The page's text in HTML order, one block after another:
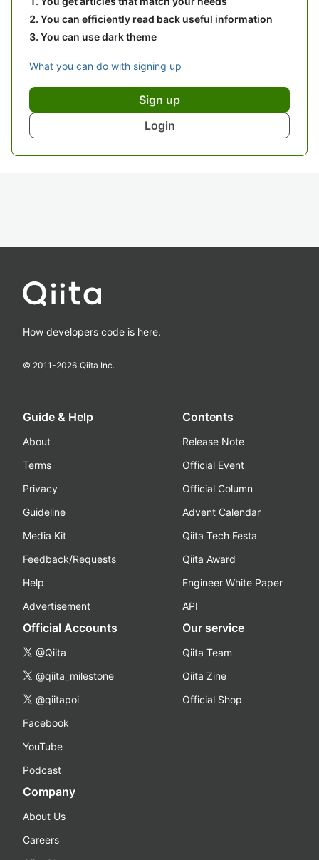
You can efficiently read back useful information
You can use dark theme
What you can do with signing up
Sign up
Login
How developers code is here.
© 2011-2026 Qiita Inc.
Guide & Help
About
Terms
Privacy
Guideline
Media Kit
Feedback/Requests
Help
Advertisement
Contents
Release Note
Official Event
Official Column
Advent Calendar
Qiita Tech Festa
Qiita Award
Engineer White Paper
API
Official Accounts
@Qiita
@qiita_milestone
@qiitapoi
Facebook
YouTube
Podcast
Our service
Qiita Team
Qiita Zine
Official Shop
Company
About Us
Careers